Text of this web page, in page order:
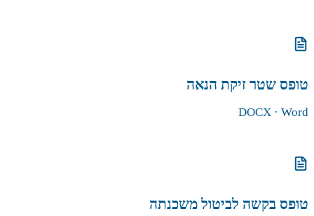
טופס שטר זיקת הנאה
DOCX · Word
טופס בקשה לביטול משכנתה